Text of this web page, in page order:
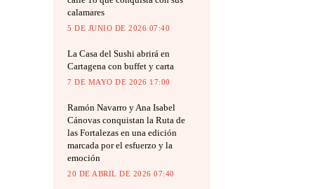
calamares
5 DE JUNIO DE 2026 07:40
La Casa del Sushi abrirá en
Cartagena con buffet y carta
7 DE MAYO DE 2026 17:00
Ramón Navarro y Ana Isabel
Cánovas conquistan la Ruta de
las Fortalezas en una edición
marcada por el esfuerzo y la
emoción
20 DE ABRIL DE 2026 07:40